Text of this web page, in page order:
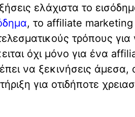
ελάχιστα το
, το affiliate
τρόπους για
όχι μόνο για ένα
να ξεκινήσεις άμεσα,
για οτιδήποτε